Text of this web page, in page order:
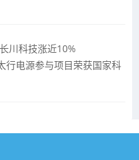
川科技涨近10%
行电源参与项目荣获国家科